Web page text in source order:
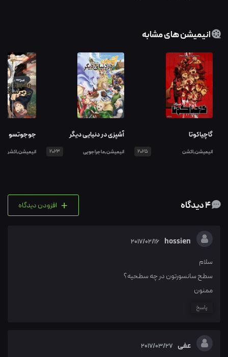
انیمیشن های مشابه
گاچیاکوتا
انیمیشن,اکشن 2025
آشپزی در دنیایی دیگر
انیمیشن,ماجراجویی 2023
جوجوتسو
انیمیشن,اکشن
+ افزودن دیدگاه
hossien
2017/02/16
سلام
سطح سانسورتون در چه سطحیه؟
ممنون
پاسخ
عفی 2017/03/27